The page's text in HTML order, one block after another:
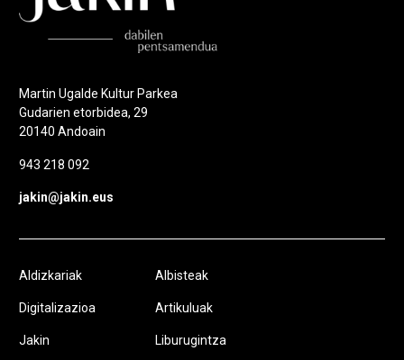
Martin Ugalde Kultur Parkea
Gudarien etorbidea, 29
20140 Andoain
943 218 092
jakin@jakin.eus
Aldizkariak
Digitalizazioa
Jakin
Albisteak
Artikuluak
Liburugintza